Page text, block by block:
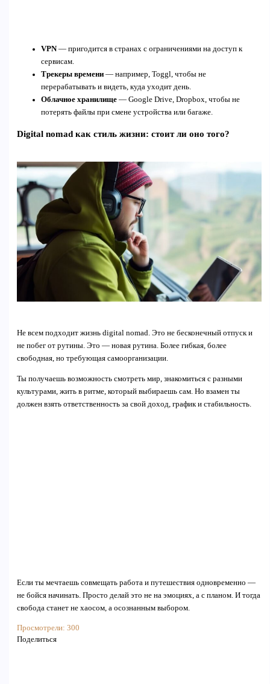
VPN— пригодится в странах с ограничениями на доступ к
сервисам.
Трекеры времени— например, Toggl, чтобы не
перерабатывать и видеть, куда уходит день.
Облачное хранилище— Google Drive, Dropbox, чтобы не
потерять файлы при смене устройства или багаже.
Digital nomad как стиль жизни: стоит ли оно того?
Не всем подходит жизнь digital nomad. Это не бесконечный отпуск и
не побег от рутины. Это — новая рутина. Более гибкая, более
свободная, но требующая самоорганизации.
Ты получаешь возможность смотреть мир, знакомиться с разными
культурами, жить в ритме, который выбираешь сам. Но взамен ты
должен взять ответственность за свой доход, график и стабильность.
Если ты мечтаешь совмещать работа и путешествия одновременно —
не бойся начинать. Просто делай это не на эмоциях, а с планом. И тогда
свобода станет не хаосом, а осознанным выбором.
Просмотрели: 300
Поделиться